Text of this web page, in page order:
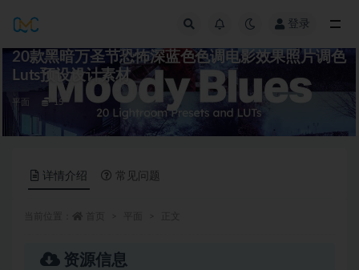
登录
20款黑暗万圣节恐怖深蓝色色调电影效果照片调色
Luts预设设计素材
平面 15
详情介绍 常见问题
资源信息